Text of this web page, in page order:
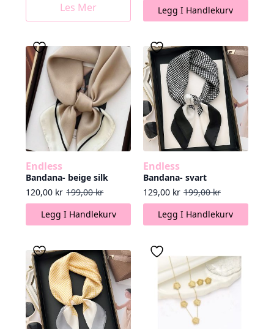
Les Mer Legg I Handlekurv
Endless
Bandana- beige silk
199,00kr
Opprinnelig pris var: 199,00 kr.
120,00 kr
Nåværende pris er: 120,00 kr.
Legg I Handlekurv
Endless
Bandana- svart
199,00kr
Opprinnelig pris var: 199,00 kr.
129,00 kr
Nåværende pris er: 129,00 kr.
Legg I Handlekurv